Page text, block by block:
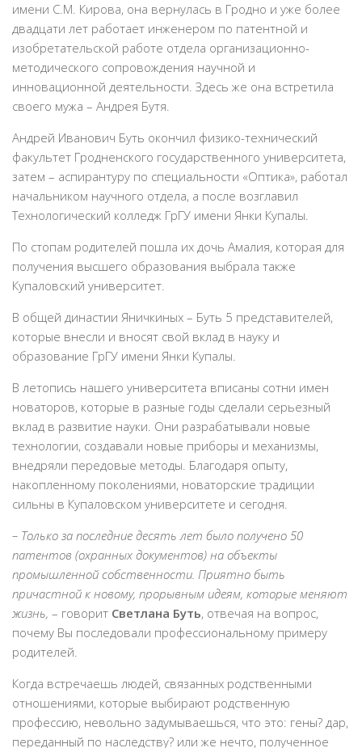
имени С.М. Кирова, она вернулась в Гродно и уже более
двадцати лет работает инженером по патентной и
изобретательской работе отдела организационно-
методического сопровождения научной и
инновационной деятельности. Здесь же она встретила
своего мужа – Андрея Бутя.
Андрей Иванович Буть окончил физико-технический
факультет Гродненского государственного университета,
затем – аспирантуру по специальности «Оптика», работал
начальником научного отдела, а после возглавил
Технологический колледж ГрГУ имени Янки Купалы.
По стопам родителей пошла их дочь Амалия, которая для
получения высшего образования выбрала также
Купаловский университет.
В общей династии Яничкиных – Буть 5 представителей,
которые внесли и вносят свой вклад в науку и
образование ГрГУ имени Янки Купалы.
В летопись нашего университета вписаны сотни имен
новаторов, которые в разные годы сделали серьезный
вклад в развитие науки. Они разрабатывали новые
технологии, создавали новые приборы и механизмы,
внедряли передовые методы. Благодаря опыту,
накопленному поколениями, новаторские традиции
сильны в Купаловском университете и сегодня.
– Только за последние десять лет было получено 50
патентов (охранных документов) на объекты
промышленной собственности. Приятно быть
причастной к новому, прорывным идеям, которые меняют
жизнь, – говорит Светлана Буть, отвечая на вопрос,
почему Вы последовали профессиональному примеру
родителей.
Когда встречаешь людей, связанных родственными
отношениями, которые выбирают родственную
профессию, невольно задумываешься, что это: гены? дар,
переданный по наследству? или же нечто, полученное